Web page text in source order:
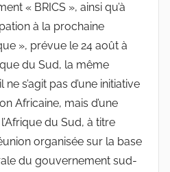
« BRICS », ainsi qu’à
à la prochaine
», prévue le 24 août à
du Sud, la même
s’agit pas d’une initiative
Africaine, mais d’une
du Sud, à titre
organisée sur la base
du gouvernement sud-